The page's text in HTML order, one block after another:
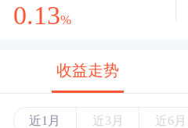
0.13%
收益走势
近1月 近3月 近6月